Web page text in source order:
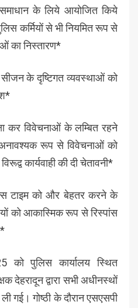
के लिये आयोजित किये
कर्मियों से भी नियमित रूप से
का निस्तारण*
सीजन के दृष्टिगत व्यवस्थाओं को
कर विवेचनाओं के लम्बित रहने
रूप से विवेचनाओं को
कार्यवाही की दी चेतावनी*
टाइम को और बेहतर करने के
को आकास्मिक रूप से रिस्पांस
को पुलिस कार्यालय स्थित
देहरादून द्वारा सभी अधीनस्थों
गई। गोष्ठी के दौरान एसएसपी